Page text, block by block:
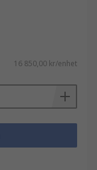
16 850,00 kr/enhet